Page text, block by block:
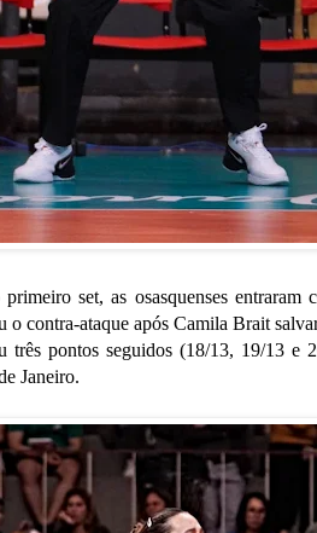
set, as osasquenses
contra-ataque após Camila Brait
pontos seguidos (18/13, 19/13 e
Janeiro.